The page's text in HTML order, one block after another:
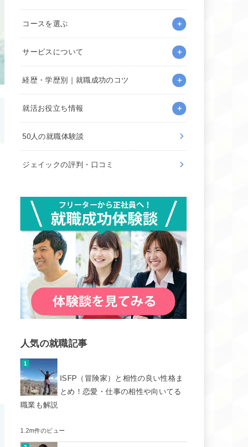
コースを選ぶ
サービスについて
経歴・学歴別｜就職成功のコツ
就活お役立ち情報
50人の就職体験談
ジェイックの評判・口コミ
人気の就職記事
ISFP（冒険家）と相性の良い性格ま
とめ！恋愛・仕事の相性や向いてる
職業も解説
1.2m件のビュー